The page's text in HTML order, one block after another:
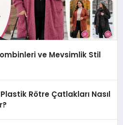
ve Mevsimlik Stil
Rötre Çatlakları Nasıl